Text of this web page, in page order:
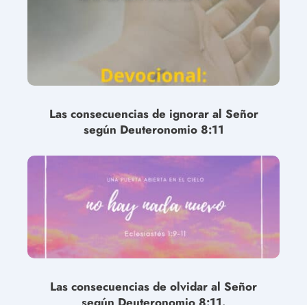
Las consecuencias de ignorar al Señor
según Deuteronomio 8:11
Las consecuencias de olvidar al Señor